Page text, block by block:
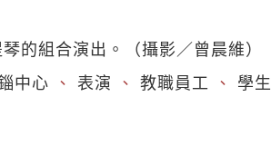
的組合演出。（攝影／曾晨維）
中心 、 表演 、 教職員工 、 學生